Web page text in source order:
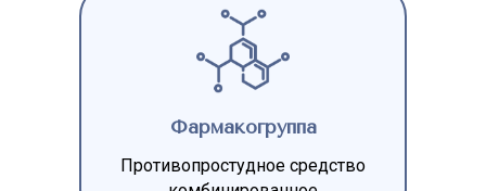
Фармакогруппа
Противопростудное средство